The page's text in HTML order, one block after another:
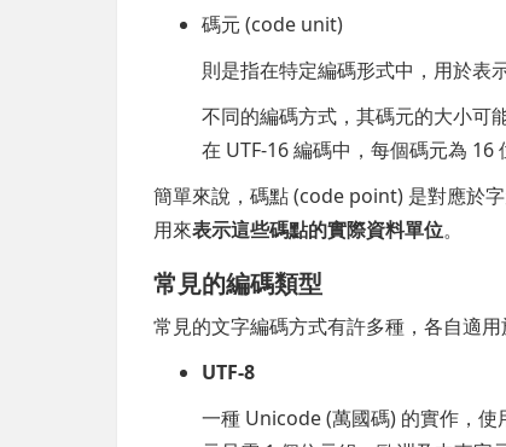
碼元 (code unit)
則是指在特定編碼形式中，用於表
不同的編碼方式，其碼元的大小可
在 UTF-16 編碼中，每個碼元為 16
簡單來說，碼點 (code point) 是對應於
用來表示這些碼點的實際資料單位。
常見的編碼類型
常見的文字編碼方式有許多種，各自適
UTF-8
一種 Unicode (萬國碼) 的實作，使